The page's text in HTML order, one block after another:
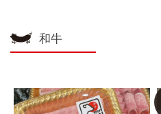
和牛